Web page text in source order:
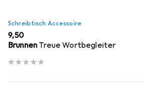
Schreibtisch Accessoire
EUR
9,50
Brunnen Treue Wortbegleiter